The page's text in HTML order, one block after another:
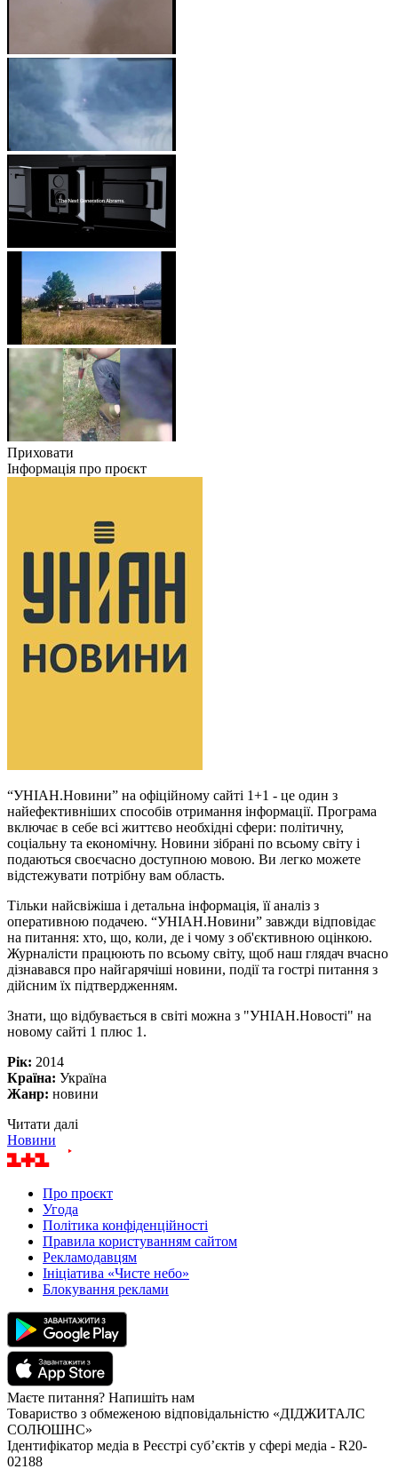
Приховати
Інформація про проєкт
“УНІАН.Новини” на офіційному сайті 1+1 - це один з
найефективніших способів отримання інформації. Програма
включає в себе всі життєво необхідні сфери: політичну,
соціальну та економічну. Новини зібрані по всьому світу і
подаються своєчасно доступною мовою. Ви легко можете
відстежувати потрібну вам область.
Тільки найсвіжіша і детальна інформація, її аналіз з
оперативною подачею. “УНІАН.Новини” завжди відповідає
на питання: хто, що, коли, де і чому з об'єктивною оцінкою.
Журналісти працюють по всьому світу, щоб наш глядач вчасно
дізнавався про найгарячіші новини, події та гострі питання з
дійсним їх підтвердженням.
Знати, що відбувається в світі можна з "УНІАН.Новості" на
новому сайті 1 плюс 1.
Рік: 2014
Країна: Україна
Жанр: новини
Читати далі
Новини
Про проєкт
Угода
Політика конфіденційності
Правила користуванням сайтом
Рекламодавцям
Ініціатива «Чисте небо»
Блокування реклами
Маєте питання? Напишіть нам
Товариство з обмеженою відповідальністю «ДІДЖИТАЛС
СОЛЮШНС»
Ідентифікатор медіа в Реєстрі суб’єктів у сфері медіа - R20-
02188